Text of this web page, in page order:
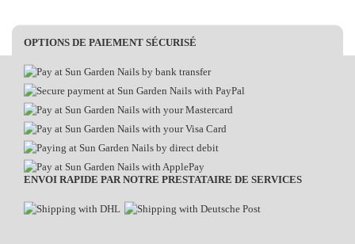
OPTIONS DE PAIEMENT SÉCURISÉ
ENVOI RAPIDE PAR NOTRE PRESTATAIRE DE SERVICES